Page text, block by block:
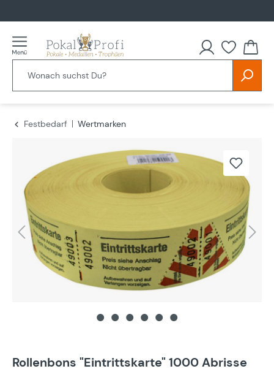
Festbedarf
Wertmarken
Rollenbons "Eintrittskarte" 1000 Abrisse